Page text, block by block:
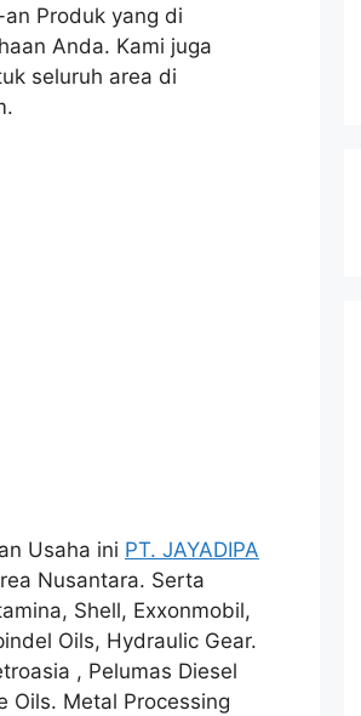
an Produk yang di
Anda. Kami juga
seluruh area di
Usaha ini PT. JAYADIPA
Nusantara. Serta
Shell, Exxonmobil,
Oils, Hydraulic Gear.
, Pelumas Diesel
Oils. Metal Processing